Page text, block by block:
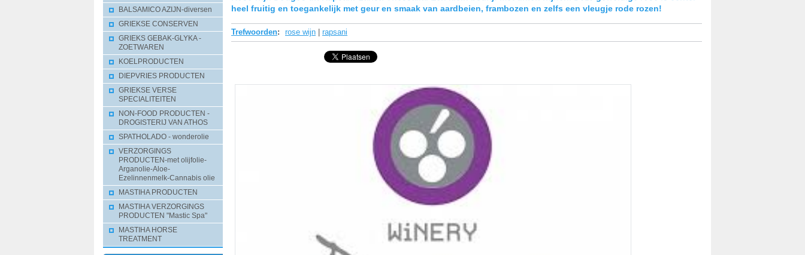
heel fruitig en toegankelijk met geur en smaak van aardbeien, frambozen en zelfs een vleugje rode rozen!
Trefwoorden: rose wijn rapsani
BALSAMICO AZIJN-diversen
GRIEKSE CONSERVEN
GRIEKS GEBAK-GLYKA -
ZOETWAREN
KOELPRODUCTEN
DIEPVRIES PRODUCTEN
GRIEKSE VERSE
SPECIALITEITEN
NON-FOOD PRODUCTEN -
DROGISTERIJ VAN ATHOS
SPATHOLADO - wonderolie
VERZORGINGS
PRODUCTEN-met olijfolie-
Arganolie-Aloe-
Ezelinnenmelk-Cannabis olie
MASTIHA PRODUCTEN
MASTIHA VERZORGINGS
PRODUCTEN "Mastic Spa"
MASTIHA HORSE
TREATMENT